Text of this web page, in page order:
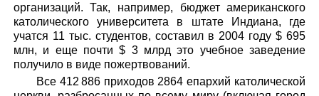
организаций. Так, например, бюджет американского
католического университета в штате Индиана, где
учатся 11 тыс. студентов, составил в 2004 году $ 695
млн, и еще почти $ 3 млрд это учебное заведение
получило в виде пожертвований.
Все 412 886 приходов 2864 епархий католической